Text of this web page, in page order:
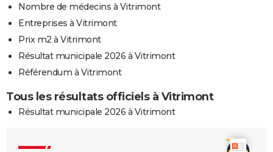
Nombre de médecins à Vitrimont
Entreprises à Vitrimont
Prix m2 à Vitrimont
Résultat municipale 2026 à Vitrimont
Référendum à Vitrimont
Tous les résultats officiels à Vitrimont
Résultat municipale 2026 à Vitrimont